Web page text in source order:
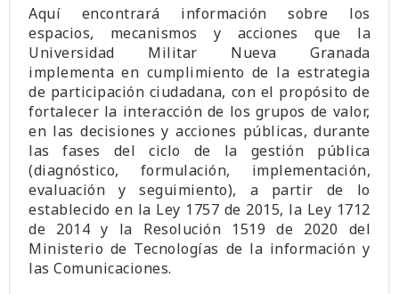
Aquí encontrará información sobre los
espacios, mecanismos y acciones que la
Universidad Militar Nueva Granada
implementa en cumplimiento de la estrategia
de participación ciudadana, con el propósito de
fortalecer la interacción de los grupos de valor,
en las decisiones y acciones públicas, durante
las fases del ciclo de la gestión pública
(diagnóstico, formulación, implementación,
evaluación y seguimiento), a partir de lo
establecido en la Ley 1757 de 2015, la Ley 1712
de 2014 y la Resolución 1519 de 2020 del
Ministerio de Tecnologías de la información y
las Comunicaciones.